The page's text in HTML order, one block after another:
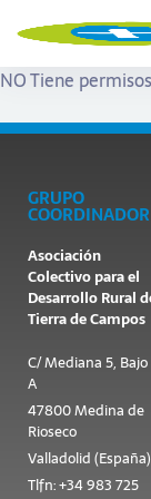
NO Tiene
GRUPO
COORDINADOR
Asociación
Colectivo para el
Desarrollo Rural
Tierra de Campos
C/ Mediana 5, Bajo
A
47800 Medina de
Rioseco
Valladolid (España)
Tlfn: +34 983 725